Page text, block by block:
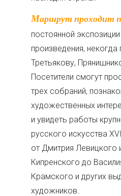
Маршрут проходит по залам
постоянной
произведения,
Третьякову,
Посетители смогут
трех собраний,
художественных
и увидеть работы
русского искусства
от Дмитрия Левицкого
Кипренского до
Крамского и других
художников.